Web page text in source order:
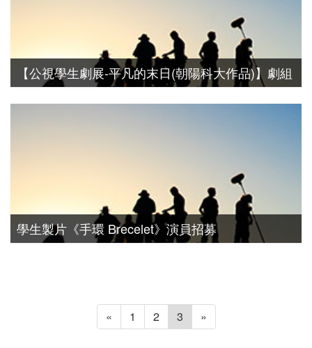
【公視學生劇展-平凡的末日(朝陽科大作品)】劇組
演員招募
學生製片《手環 Brecelet》演員招募
« 1 2 3 »